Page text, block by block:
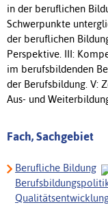
in der beruflichen
Schwerpunkte
der beruflichen
Perspektive. III:
im berufsbildenden
der Berufsbildung. V:
Aus- und
Fach, Sachgebiet
Berufliche Bildung